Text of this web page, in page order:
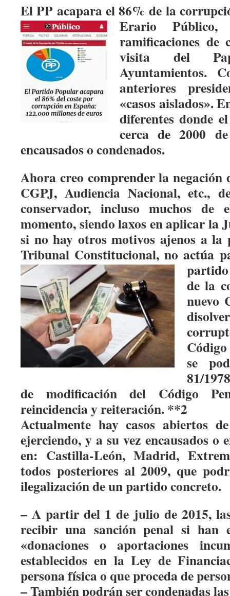
El PP acapara el 86% de la
Erario
ramificaciones de
visita del
Ayuntamientos.
anteriores
«casos aislados».
diferentes donde
cerca de 2000
encausados o condenados.
Ahora creo comprender la negación
CGPJ, Audiencia Nacional, etc.,
conservador, incluso muchos de
momento, siendo laxos en aplicar la
si no hay otros motivos ajenos a
Tribunal Constitucional, no actúa
de la
nuevo
se
81/
de modificación del Código
reincidencia y reiteración. **2
Actualmente hay casos abiertos
ejerciendo, y a su vez encausados o
en: Castilla-León, Madrid,
todos posteriores al 2009, que
ilegalización de un partido concreto.
– A partir del 1 de julio de 2015,
recibir una sanción penal si han
«donaciones o aportaciones
establecidos en la Ley de
persona física o que proceda de
– También podrán ser condenadas